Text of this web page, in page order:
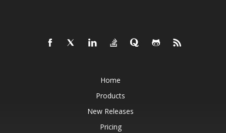
Home
Products
New Releases
Pricing